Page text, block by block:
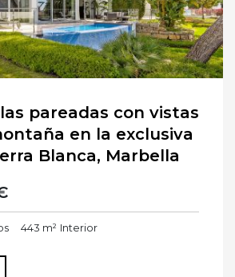
pareadas con vistas
en la exclusiva
Blanca, Marbella
443 m² Interior